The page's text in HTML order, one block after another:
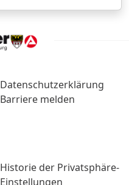
Datenschutzerklärung
Barriere melden
Historie der Privatsphäre-
Einstellungen